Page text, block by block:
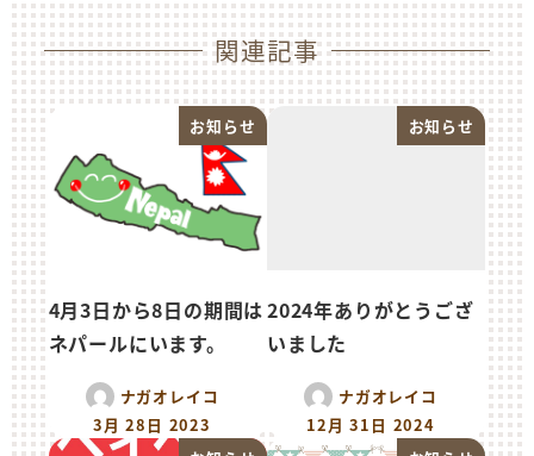
関連記事
お知らせ
4月3日から8日の期間は
ネパールにいます。
ナガオレイコ
3月 28日 2023
お知らせ
2024年ありがとうござ
いました
ナガオレイコ
12月 31日 2024